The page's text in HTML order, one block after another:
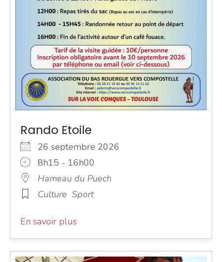
Rando Etoile
26 septembre 2026
8h15 - 16h00
Hameau du Puech
Culture Sport
En savoir plus